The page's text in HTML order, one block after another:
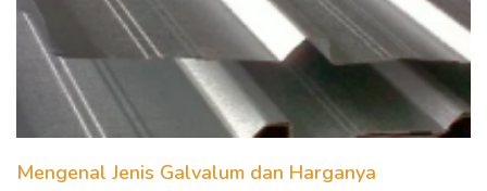
Mengenal Jenis Galvalum dan Harganya